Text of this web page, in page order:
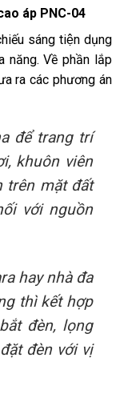
áp PNC-04
sáng tiện dụng
năng. Về phần lắp
ra các phương án
để trang trí
khuôn viên
trên mặt đất
với nguồn
hay nhà đa
thì kết hợp
đèn, lọng
đèn với vị